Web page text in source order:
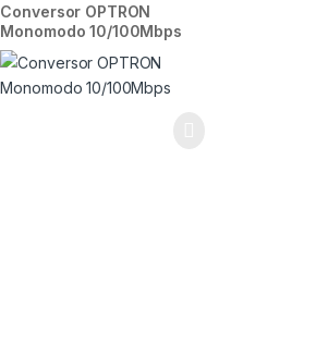
Conversor OPTRON
Monomodo 10/100Mbps